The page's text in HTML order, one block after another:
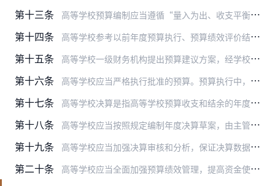
第十三条 高等学校预算编制应当遵循“量入为出、收支平衡”的原则。收入预算编制应当积极稳妥；支出预算编制应当统筹兼顾、保证重点、勤俭节约。
第十四条 高等学校参考以前年度预算执行、预算绩效评价结果、结转和结余情况，根据国家宏观调控总体要求、预算年度事业发展目标、计划与财力可能，以及年度收支增减因素和措施，按照…
第十五条 高等学校一级财务机构提出预算建议方案，经学校领导班子集体审议通过后，上报主管部门，经主管部门审核汇总报财政部门（一级预算单位直接报财政部门，下同）。高等学校根据…
第十六条 高等学校应当严格执行批准的预算。预算执行中，国家对财政补助收入和财政专户管理资金的预算一般不予调剂，确需调剂的，由高等学校报主管部门审核后报财政部门调剂；其他资…
第十七条 高等学校决算是指高等学校预算收支和结余的年度执行结果。
第十八条 高等学校应当按照规定编制年度决算草案，由主管部门审核汇总后报财政部门审批。
第十九条 高等学校应当加强决算审核和分析，保证决算数据的真实、准确，规范决算管理工作。
第二十条 高等学校应当全面加强预算绩效管理，提高资金使用效益。